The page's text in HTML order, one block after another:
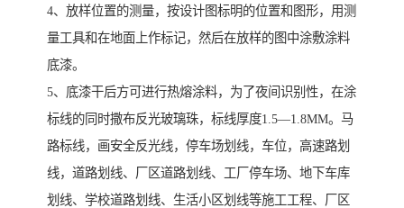
4、放样位置的测量，按设计图标明的位置和图形，用测
量工具和在地面上作标记，然后在放样的图中涂敷涂料
底漆。
5、底漆干后方可进行热熔涂料，为了夜间识别性，在涂
标线的同时撒布反光玻璃珠，标线厚度1.5—1.8MM。马
路标线，画安全反光线，停车场划线，车位，高速路划
线，道路划线、厂区道路划线、工厂停车场、地下车库
划线、学校道路划线、生活小区划线等施工工程、厂区